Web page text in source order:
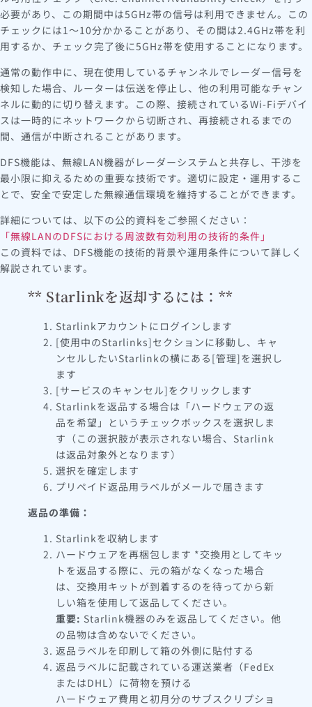
必要があり、この期間中は5GHz帯の信号は利用できません。この
チェックには1～10分かかることがあり、その間は2.4GHz帯を利
用するか、チェック完了後に5GHz帯を使用することになります。
通常の動作中に、現在使用しているチャンネルでレーダー信号を
検知した場合、ルーターは伝送を停止し、他の利用可能なチャン
ネルに動的に切り替えます。この際、接続されているWi-Fiデバイ
スは一時的にネットワークから切断され、再接続されるまでの
間、通信が中断されることがあります。
DFS機能は、無線LAN機器がレーダーシステムと共存し、干渉を
最小限に抑えるための重要な技術です。適切に設定・運用するこ
とで、安全で安定した無線通信環境を維持することができます。
詳細については、以下の公的資料をご参照ください：
「無線LANのDFSにおける周波数有効利用の技術的条件」
この資料では、DFS機能の技術的背景や運用条件について詳しく
解説されています。
** Starlinkを返却するには：**
Starlinkアカウントにログインします
[使用中のStarlinks]セクションに移動し、キャ
ンセルしたいStarlinkの横にある[管理]を選択し
ます
[サービスのキャンセル]をクリックします
Starlinkを返品する場合は「ハードウェアの返
品を希望」というチェックボックスを選択しま
す（この選択肢が表示されない場合、Starlink
は返品対象外となります）
選択を確定します
プリペイド返品用ラベルがメールで届きます
返品の準備：
Starlinkを収納します
ハードウェアを再梱包します *交換用としてキッ
トを返品する際に、元の箱がなくなった場合
は、交換用キットが到着するのを待ってから新
しい箱を使用して返品してください。
重要: Starlink機器のみを返品してください。他
の品物は含めないでください。
返品ラベルを印刷して箱の外側に貼付する
返品ラベルに記載されている運送業者（FedEx
またはDHL）に荷物を預ける
ハードウェア費用と初月分のサブスクリプショ